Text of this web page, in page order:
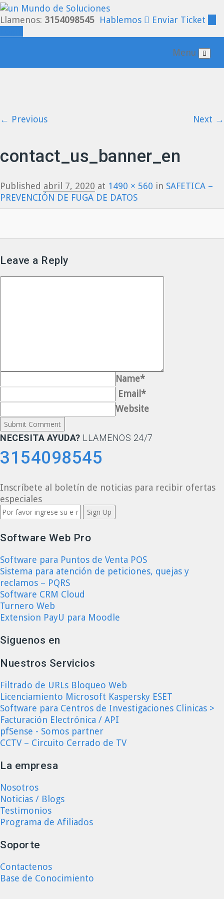
Llamenos: 3154098545 Hablemos
Enviar Ticket
Menu
Image navigation
← Previous Next →
contact_us_banner_en
Published abril 7, 2020 at 1490 × 560 in SAFETICA –
PREVENCIÓN DE FUGA DE DATOS
Leave a Reply
Name*
Email*
Website
NECESITA AYUDA? LLAMENOS 24/7
3154098545
Inscríbete al boletín de noticias para recibir ofertas
especiales
Software Web Pro
Software para Puntos de Venta POS
Sistema para atención de peticiones, quejas y
reclamos – PQRS
Software CRM Cloud
Turnero Web
Extension PayU para Moodle
Siguenos en
Nuestros Servicios
Filtrado de URLs Bloqueo Web
Licenciamiento Microsoft Kaspersky ESET
Software para Centros de Investigaciones Clinicas >
Facturación Electrónica / API
pfSense - Somos partner
CCTV – Circuito Cerrado de TV
La empresa
Nosotros
Noticias / Blogs
Testimonios
Programa de Afiliados
Soporte
Contactenos
Base de Conocimiento